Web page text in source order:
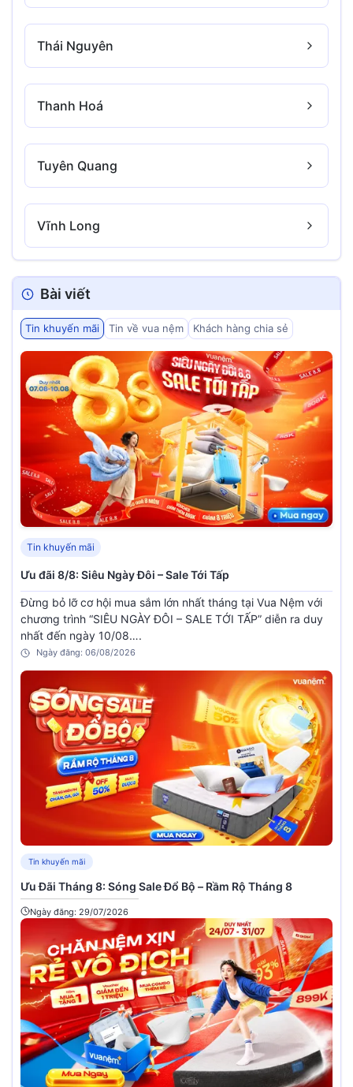
Thái Nguyên
Thanh Hoá
Tuyên Quang
Vĩnh Long
Bài viết
Tin khuyến mãi Tin về vua nệm Khách hàng chia sẻ
Tin khuyến mãi
Ưu đãi 8/8: Siêu Ngày Đôi – Sale Tới Tấp
Đừng bỏ lỡ cơ hội mua sắm lớn nhất tháng tại Vua Nệm với
chương trình “SIÊU NGÀY ĐÔI – SALE TỚI TẤP” diễn ra duy
nhất đến ngày 10/08….
Ngày đăng: 06/08/2026
Tin khuyến mãi
Ưu Đãi Tháng 8: Sóng Sale Đổ Bộ – Rầm Rộ Tháng 8
Ngày đăng: 29/07/2026